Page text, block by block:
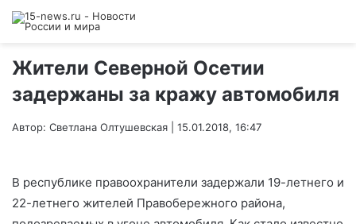
Жители Северной Осетии
задержаны за кражу автомобиля
Автор: Светлана Олтушевская | 15.01.2018, 16:47
В республике правоохранители задержали 19-летнего и
22-летнего жителей Правобережного района,